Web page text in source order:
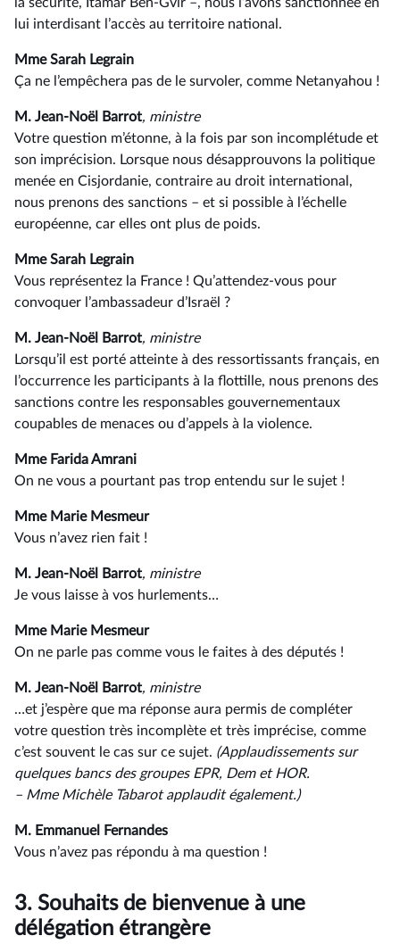
lui interdisant l’accès au territoire national.
Mme Sarah Legrain
Ça ne l’empêchera pas de le survoler, comme Netanyahou !
M. Jean-Noël Barrot, ministre
Votre question m’étonne, à la fois par son incomplétude et
son imprécision. Lorsque nous désapprouvons la politique
menée en Cisjordanie, contraire au droit international,
nous prenons des sanctions –⁠ et si possible à l’échelle
européenne, car elles ont plus de poids.
Mme Sarah Legrain
Vous représentez la France ! Qu’attendez-vous pour
convoquer l’ambassadeur d’Israël ?
M. Jean-Noël Barrot, ministre
Lorsqu’il est porté atteinte à des ressortissants français, en
l’occurrence les participants à la flottille, nous prenons des
sanctions contre les responsables gouvernementaux
coupables de menaces ou d’appels à la violence.
Mme Farida Amrani
On ne vous a pourtant pas trop entendu sur le sujet !
Mme Marie Mesmeur
Vous n’avez rien fait !
M. Jean-Noël Barrot, ministre
Je vous laisse à vos hurlements…
Mme Marie Mesmeur
On ne parle pas comme vous le faites à des députés !
M. Jean-Noël Barrot, ministre
…et j’espère que ma réponse aura permis de compléter
votre question très incomplète et très imprécise, comme
c’est souvent le cas sur ce sujet. (Applaudissements sur
quelques bancs des groupes EPR, Dem et HOR.
–⁠ Mme Michèle Tabarot applaudit également.)
M. Emmanuel Fernandes
Vous n’avez pas répondu à ma question !
3. Souhaits de bienvenue à une
délégation étrangère